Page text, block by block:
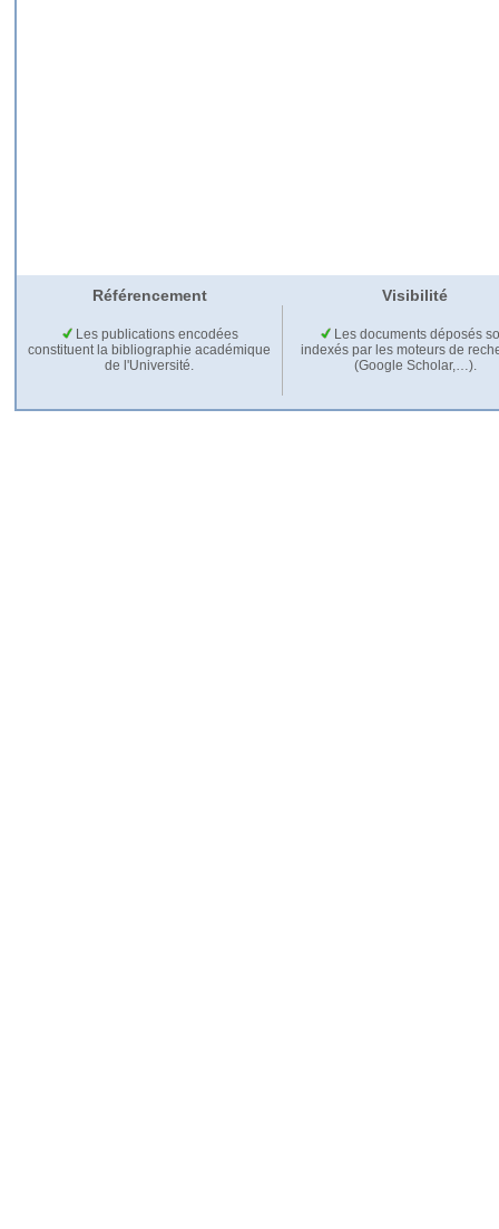
Référencement Visibilité
Les publications encodées
constituent la bibliographie académique
de l'Université.
Les documents déposés
indexés par les moteurs de
(Google Scholar,…).